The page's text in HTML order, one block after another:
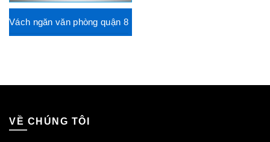
Vách ngăn văn phòng quận 8
VỀ CHÚNG TÔI